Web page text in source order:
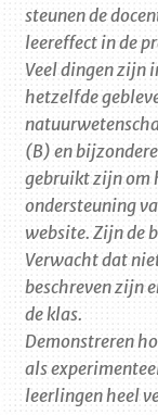
steunen de
leereffect in de
Veel dingen zijn
hetzelfde
(B) en
gebruikt zijn om
ondersteuning
website. Zijn de
Verwacht dat
beschreven zijn
de klas.
Demonstreren
als
leerlingen heel